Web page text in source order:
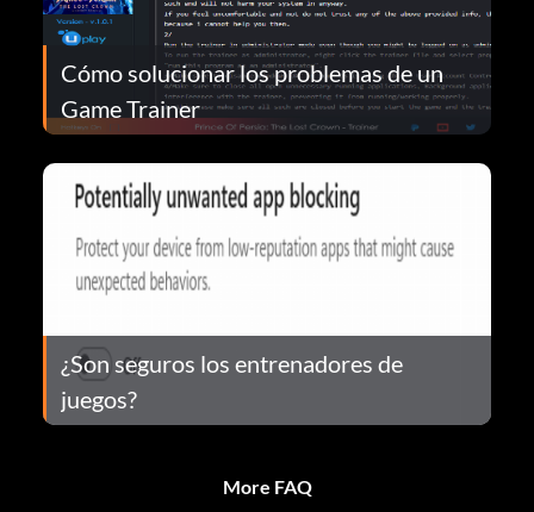
Cómo solucionar los problemas de un
Game Trainer
¿Son seguros los entrenadores de
juegos?
More FAQ